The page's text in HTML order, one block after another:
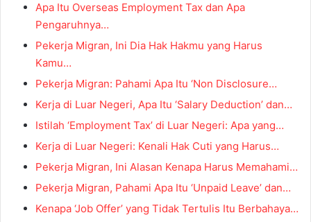
Apa Itu Overseas Employment Tax dan Apa
Pengaruhnya…
Pekerja Migran, Ini Dia Hak Hakmu yang Harus
Kamu…
Pekerja Migran: Pahami Apa Itu ‘Non Disclosure…
Kerja di Luar Negeri, Apa Itu ‘Salary Deduction’ dan…
Istilah ‘Employment Tax’ di Luar Negeri: Apa yang…
Kerja di Luar Negeri: Kenali Hak Cuti yang Harus…
Pekerja Migran, Ini Alasan Kenapa Harus Memahami…
Pekerja Migran, Pahami Apa Itu ‘Unpaid Leave’ dan…
Kenapa ‘Job Offer’ yang Tidak Tertulis Itu Berbahaya…